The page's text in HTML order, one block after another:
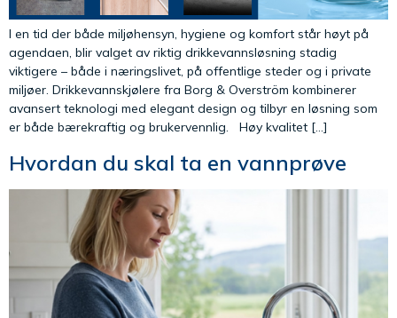
I en tid der både miljøhensyn, hygiene og komfort står høyt på
agendaen, blir valget av riktig drikkevannsløsning stadig
viktigere – både i næringslivet, på offentlige steder og i private
miljøer. Drikkevannskjølere fra Borg & Overström kombinerer
avansert teknologi med elegant design og tilbyr en løsning som
er både bærekraftig og brukervennlig. Høy kvalitet […]
Hvordan du skal ta en vannprøve